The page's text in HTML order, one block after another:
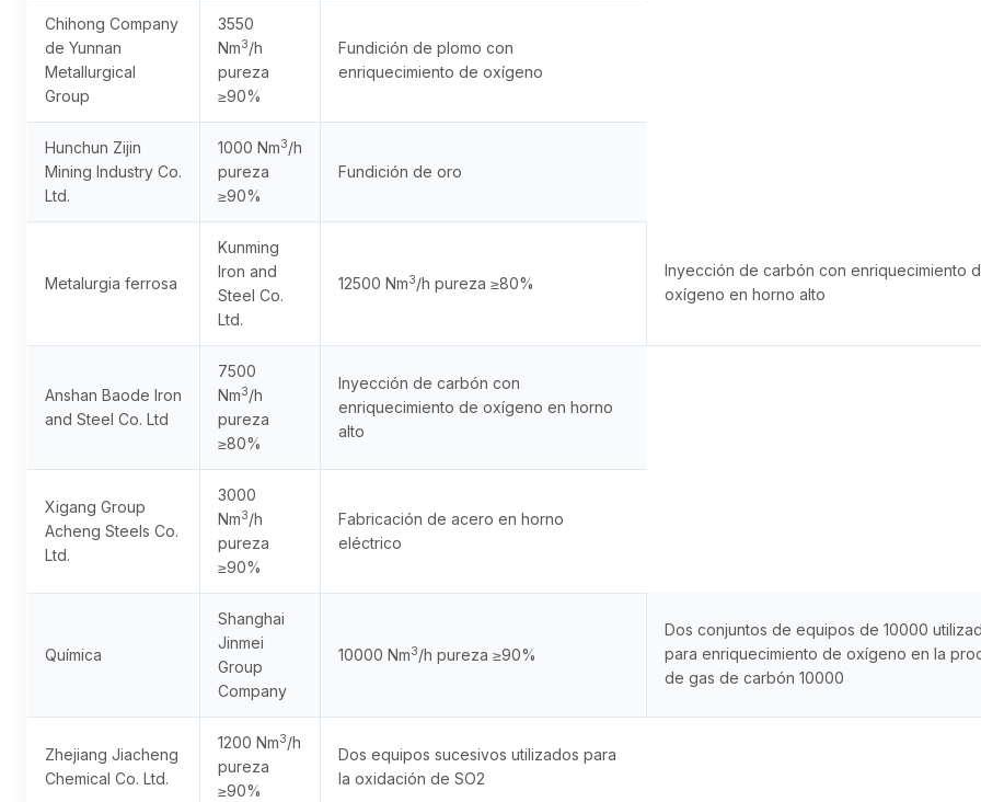
Chihong Company
de Yunnan
Metallurgical
Group
3550
Nm3/h
pureza
≥90%
Fundición de plomo con
enriquecimiento de oxígeno
Hunchun Zijin
Mining Industry Co.
Ltd.
1000 Nm3/h
pureza
≥90%
Fundición de oro
Metalurgia ferrosa
Kunming
Iron and
Steel Co.
Ltd.
12500 Nm3/h pureza ≥80%
Inyección de carbón con enriquecimiento
oxígeno en horno alto
Anshan Baode Iron
and Steel Co. Ltd
7500
Nm3/h
pureza
≥80%
Inyección de carbón con
enriquecimiento de oxígeno en horno
alto
Xigang Group
Acheng Steels Co.
Ltd.
3000
Nm3/h
pureza
≥90%
Fabricación de acero en horno
eléctrico
Química
Shanghai
Jinmei
Group
Company
10000 Nm3/h pureza ≥90%
Dos conjuntos de equipos de 10000
para enriquecimiento de oxígeno en la
de gas de carbón 10000
Zhejiang Jiacheng
Chemical Co. Ltd.
1200 Nm3/h
pureza
≥90%
Dos equipos sucesivos utilizados para
la oxidación de SO2